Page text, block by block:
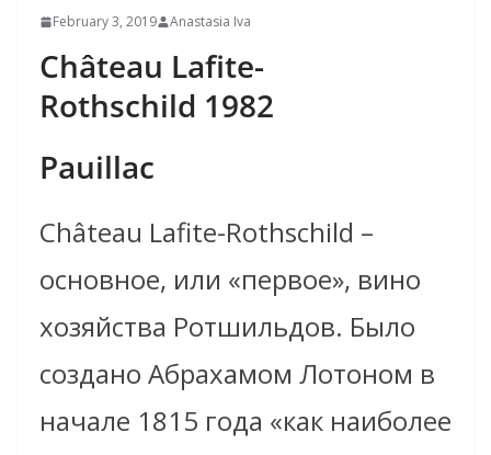
February 3, 2019 Anastasia Iva
Château Lafite-
Rothschild 1982
Pauillac
Château Lafite-Rothschild –
основное, или «первое», вино
хозяйства Ротшильдов. Было
создано Абрахамом Лотоном в
начале 1815 года «как наиболее